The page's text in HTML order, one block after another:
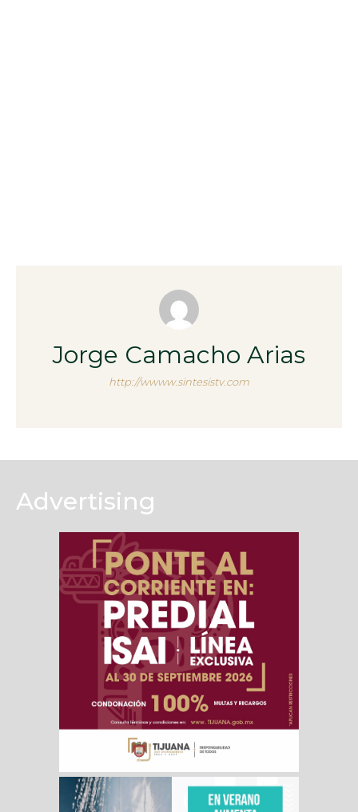
Jorge Camacho Arias
http://wwww.sintesistv.com
Advertising